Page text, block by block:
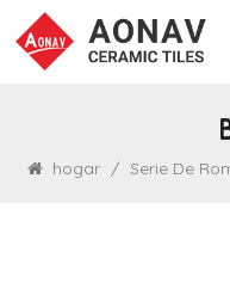
hogar / Serie De